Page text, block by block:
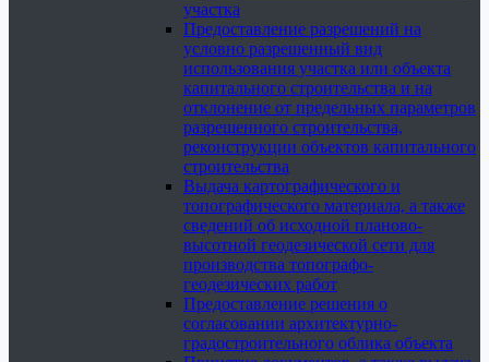
участка
Предоставление разрешений на
условно разрешенный вид
использования участка или объекта
капитального строительства и на
отклонение от предельных параметров
разрешенного строительства,
реконструкции объектов капитального
строительства
Выдача картографического и
топографического материала, а также
сведений об исходной планово-
высотной геодезической сети для
производства топографо-
геодезических работ
Предоставление решения о
согласовании архитектурно-
градостроительного облика объекта